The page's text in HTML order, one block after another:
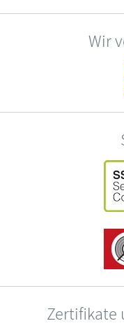
Wir
Zertifikate